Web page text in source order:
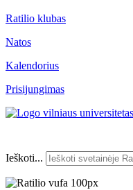
Ratilio klubas
Natos
Kalendorius
Prisijungimas
Ieškoti...